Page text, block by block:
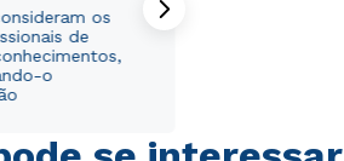
os
de
o
ou
ou